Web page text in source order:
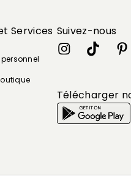
Services Suivez-nous
Télécharger